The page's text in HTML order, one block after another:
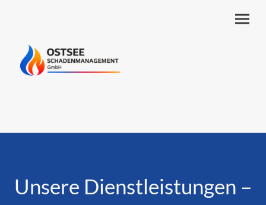
Unsere Dienstleistungen –